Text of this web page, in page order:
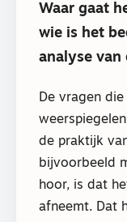
Waar gaat
wie is het
analyse van
De vragen
de praktijk
bijvoorbeeld
hoor, is dat
afneemt. Dat